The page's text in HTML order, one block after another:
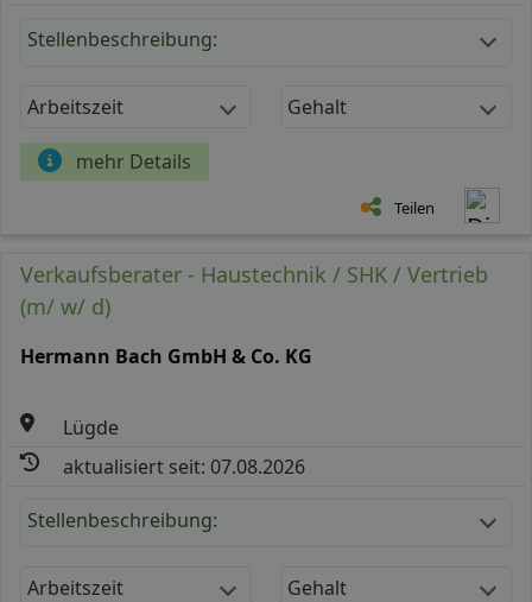
Stellenbeschreibung:
Arbeitszeit Gehalt
mehr Details
Teilen
Verkaufsberater - Haustechnik / SHK / Vertrieb
(m/ w/ d)
Hermann Bach GmbH & Co. KG
Lügde
aktualisiert seit: 07.08.2026
Stellenbeschreibung:
Arbeitszeit Gehalt